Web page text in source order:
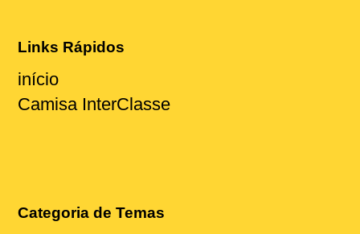
Links Rápidos
início
Camisa InterClasse
Categoria de Temas